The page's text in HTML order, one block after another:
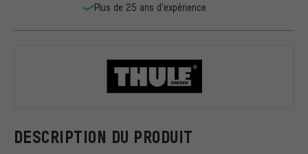
DESCRIPTION DU PRODUIT
Plus de 25 ans d'expérience